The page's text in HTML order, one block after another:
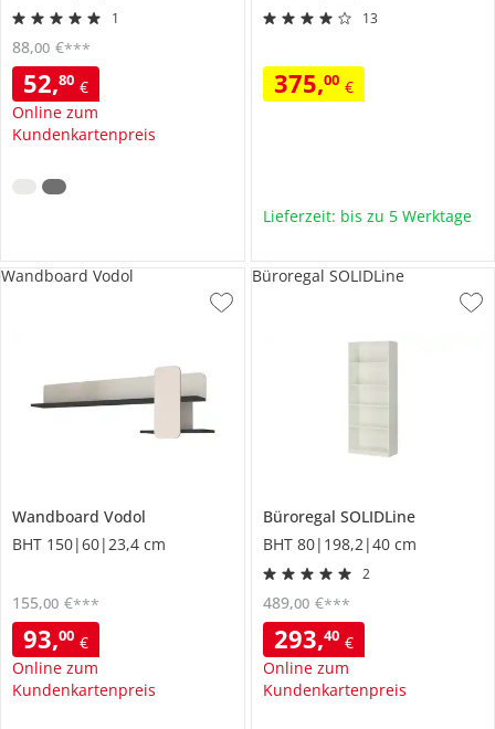
1
52,80 €
Online zum
Kundenkartenpreis
88,00 €***
13
375,00 €
Lieferzeit: bis zu 5 Werktage
Wandboard Vodol
BHT 150|60|23,4 cm
93,00 €
Online zum
Kundenkartenpreis
155,00 €***
Wandboard Vodol
Büroregal SOLIDLine
BHT 80|198,2|40 cm
2
293,40 €
Online zum
Kundenkartenpreis
489,00 €***
Büroregal SOLIDLine